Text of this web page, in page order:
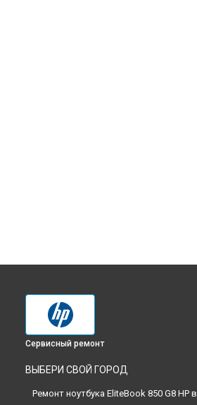
Сервисный ремонт
ВЫБЕРИ СВОЙ ГОРОД
Ремонт ноутбука EliteBook 850 G8 HP в